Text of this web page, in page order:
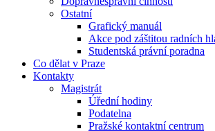
Ostatní
Grafický manuál
Akce pod záštitou radních
Studentská právní poradna
Co dělat v Praze
Kontakty
Magistrát
Úřední hodiny
Podatelna
Pražské kontaktní centrum